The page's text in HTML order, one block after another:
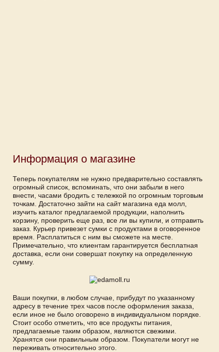
Информация о магазине
Теперь покупателям не нужно предварительно составлять
огромный список, вспоминать, что они забыли в него
внести, часами бродить с тележкой по огромным торговым
точкам. Достаточно зайти на сайт магазина еда молл,
изучить каталог предлагаемой продукции, наполнить
корзину, проверить еще раз, все ли вы купили, и отправить
заказ. Курьер привезет сумки с продуктами в оговоренное
время. Расплатиться с ним вы сможете на месте.
Примечательно, что клиентам гарантируется бесплатная
доставка, если они совершат покупку на определенную
сумму.
Ваши покупки, в любом случае, прибудут по указанному
адресу в течение трех часов после оформления заказа,
если иное не было оговорено в индивидуальном порядке.
Стоит особо отметить, что все продукты питания,
предлагаемые таким образом, являются свежими.
Хранятся они правильным образом. Покупатели могут не
переживать относительно этого.